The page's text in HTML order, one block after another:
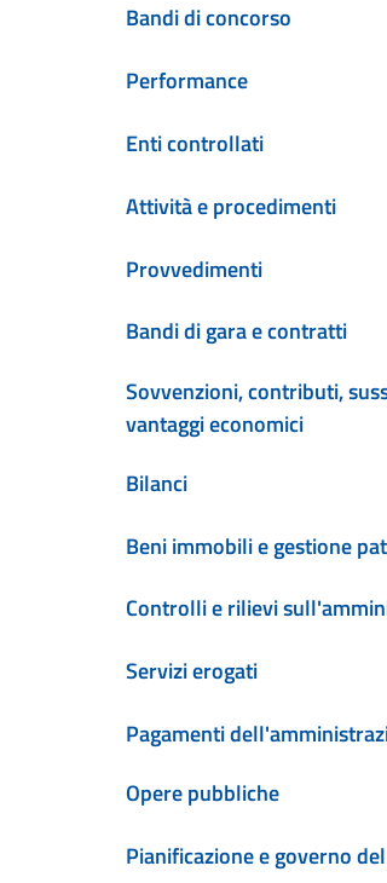
Bandi di concorso
Performance
Enti controllati
Attività e procedimenti
Provvedimenti
Bandi di gara e contratti
Sovvenzioni, contributi,
vantaggi economici
Bilanci
Beni immobili e gestione
Controlli e rilievi
Servizi erogati
Pagamenti
Opere pubbliche
Pianificazione e governo